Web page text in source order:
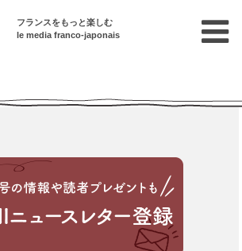
フランスをもっと楽しむ
le media franco-japonais